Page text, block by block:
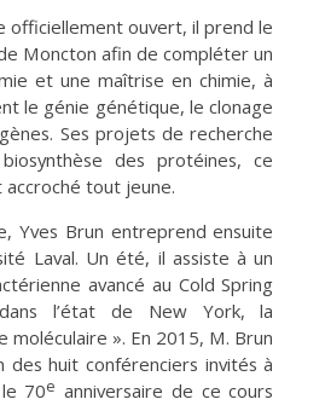
officiellement ouvert, il prend le
Moncton afin de compléter un
et une maîtrise en chimie, à
le génie génétique, le clonage
Ses projets de recherche
des protéines, ce
accroché tout jeune.
Yves Brun entreprend ensuite
Laval. Un été, il assiste à un
avancé au Cold Spring
l’état de New York, la
moléculaire ». En 2015, M. Brun
des huit conférenciers invités à
70e anniversaire de ce cours